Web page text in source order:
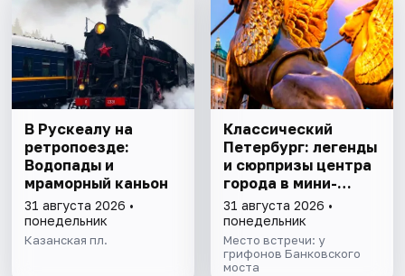
В Рускеалу на
ретропоезде:
Водопады и
мраморный каньон
31 августа 2026 •
понедельник
Казанская пл.
Классический
Петербург: легенды
и сюрпризы центра
города в мини-
группе
31 августа 2026 •
понедельник
Место встречи: у
грифонов Банковского
моста